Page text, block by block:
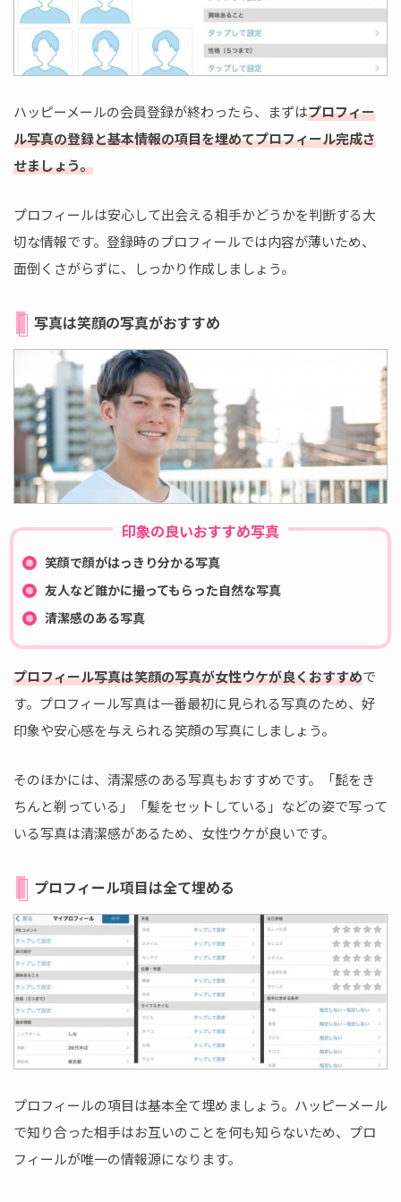
ハッピーメールの会員登録が終わったら、まずはプロフィー
ル写真の登録と基本情報の項目を埋めてプロフィール完成さ
せましょう。
プロフィールは安心して出会える相手かどうかを判断する大
切な情報です。登録時のプロフィールでは内容が薄いため、
面倒くさがらずに、しっかり作成しましょう。
写真は笑顔の写真がおすすめ
印象の良いおすすめ写真
笑顔で顔がはっきり分かる写真
友人など誰かに撮ってもらった自然な写真
清潔感のある写真
プロフィール写真は笑顔の写真が女性ウケが良くおすすめで
す。プロフィール写真は一番最初に見られる写真のため、好
印象や安心感を与えられる笑顔の写真にしましょう。
そのほかには、清潔感のある写真もおすすめです。「髭をき
ちんと剃っている」「髪をセットしている」などの姿で写って
いる写真は清潔感があるため、女性ウケが良いです。
プロフィール項目は全て埋める
プロフィールの項目は基本全て埋めましょう。ハッピーメール
で知り合った相手はお互いのことを何も知らないため、プロ
フィールが唯一の情報源になります。